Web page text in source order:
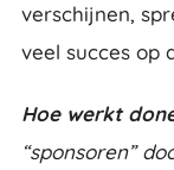
verschijnen,
veel succes op
Hoe werkt
“sponsoren”